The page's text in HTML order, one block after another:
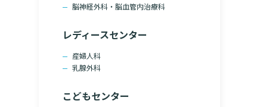
脳神経外科・脳血管内治療科
レディースセンター
産婦人科
乳腺外科
こどもセンター